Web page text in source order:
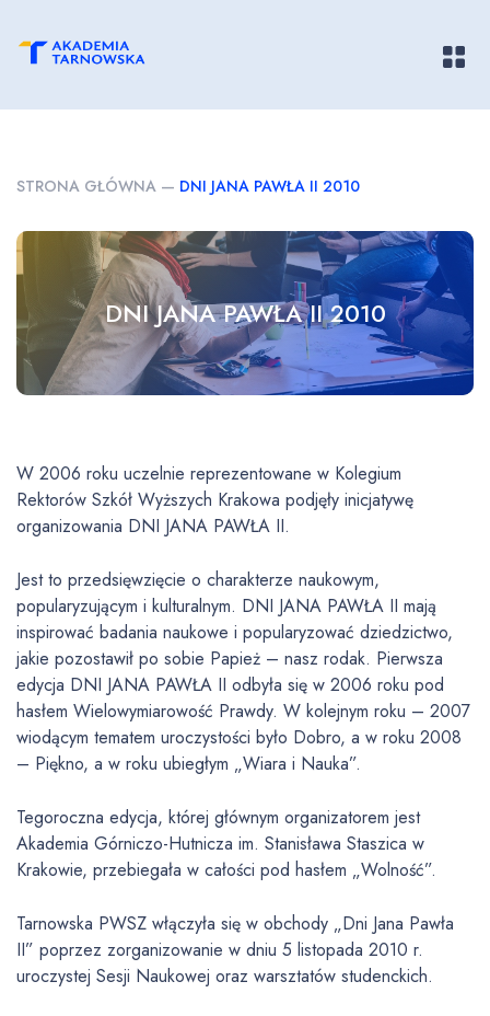
STRONA GŁÓWNA — DNI JANA PAWŁA II 2010
DNI JANA PAWŁA II 2010
W 2006 roku uczelnie reprezentowane w Kolegium
Rektorów Szkół Wyższych Krakowa podjęły inicjatywę
organizowania DNI JANA PAWŁA II.
Jest to przedsięwzięcie o charakterze naukowym,
popularyzującym i kulturalnym. DNI JANA PAWŁA II mają
inspirować badania naukowe i popularyzować dziedzictwo,
jakie pozostawił po sobie Papież – nasz rodak. Pierwsza
edycja DNI JANA PAWŁA II odbyła się w 2006 roku pod
hasłem Wielowymiarowość Prawdy. W kolejnym roku – 2007
wiodącym tematem uroczystości było Dobro, a w roku 2008
– Piękno, a w roku ubiegłym „Wiara i Nauka”.
Tegoroczna edycja, której głównym organizatorem jest
Akademia Górniczo-Hutnicza im. Stanisława Staszica w
Krakowie, przebiegała w całości pod hasłem „Wolność”.
Tarnowska PWSZ włączyła się w obchody „Dni Jana Pawła
II” poprzez zorganizowanie w dniu 5 listopada 2010 r.
uroczystej Sesji Naukowej oraz warsztatów studenckich.